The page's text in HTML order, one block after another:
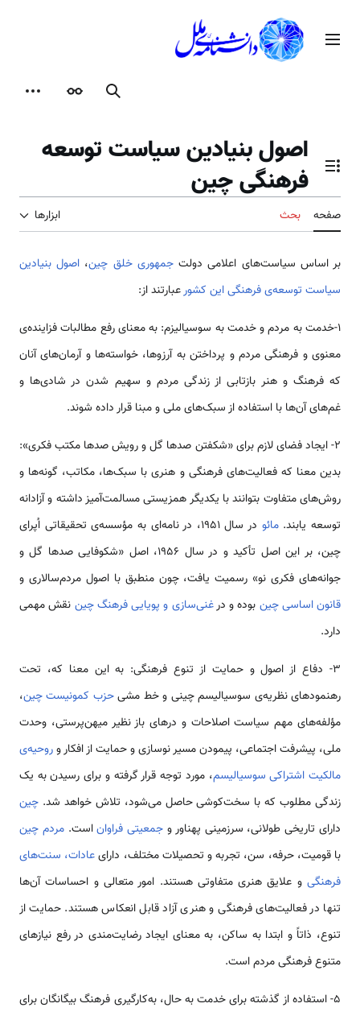
محتوامنوی اصلی
جستجوظاهر
تغییر وضعیت فهرست محتویات
اصول بنیادین سیاست توسعه
فرهنگی چین
صفحه بحث ابزارها
بر اساس سیاست‌­های اعلامی دولتجمهوری خلق چین، اصول بنیادین
سیاست توسعه‌­ی فرهنگی این کشورعبارتند از:
1-خدمت به مردم و خدمت به سوسیالیزم: به معنای رفع مطالبات فزاینده‌ی
معنوی و فرهنگی مردم و پرداختن به آرزوها، خواسته‌ها و آرمان‌های آنان
که فرهنگ و هنر بازتابی از زندگی مردم و سهیم شدن در شادی‌ها و
غم‌های آن‌ها با استفاده از سبک‌های ملی و مبنا قرار داده شوند.
2- ایجاد فضای لازم برای «شکفتن صدها گل و رویش صدها مکتب فکری»:
بدین معنا که فعالیت‌های فرهنگی و هنری با سبک‌ها، مکاتب، گونه‌ها و
روش‌های متفاوت بتوانند با یکدیگر همزیستی مسالمت‌آمیز داشته و آزادانه
توسعه یابند.مائو
در سال 1951، در نامه‌ای به مؤسسه‌ی تحقیقاتی اُپرای
چین، بر این اصل تأکید و در سال 1956، اصل «شکوفایی صدها گل و
جوانه‌های فکری نو» رسمیت یافت، چون منطبق با اصول مردم‌سالاری و
قانون اساسی چین بوده و درغنی‌سازی و پویایی فرهنگ چین نقش مهمی
دارد.
3- دفاع از اصول و حمایت از تنوع فرهنگی: به این معنا که، تحت
رهنمودهای نظریه‌ی سوسیالیسم چینی و خط مشیحزب کمونیست چین،
مؤلفه‌های مهم سیاست اصلاحات و درهای باز نظیر میهن‌پرستی، وحدت
ملی، پیشرفت اجتماعی، پیمودن مسیر نوسازی و حمایت از افکار وروحیه‌ی
مالکیت اشتراکی سوسیالیسم، مورد توجه قرار گرفته و برای رسیدن به یک
زندگی مطلوب که با سخت‌کوشی حاصل می‌شود، تلاش خواهد شد. چین
دارای تاریخی طولانی، سرزمینی پهناور و جمعیتی فراواناست.مردم چین
با قومیت، حرفه، سن، تجربه و تحصیلات مختلف، دارایعادات، سنت‌های
فرهنگی و علایق هنری متفاوتی هستند. امور متعالی و احساسات آن‌ها
تنها در فعالیت‌های فرهنگی و هنری آزاد قابل انعکاس هستند. حمایت از
تنوع، ذاتاً و ابتدا به ساکن، به معنای ایجاد رضایت‌مندی در رفع نیازهای
متنوع فرهنگی مردم است.
5- استفاده از گذشته برای خدمت به حال، به‌کارگیری فرهنگ بیگانگان برای